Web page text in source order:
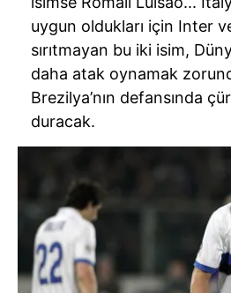
uygun oldukları için Inter
sırıtmayan bu iki isim,
daha atak oynamak
Brezilya’nın defansında
duracak.